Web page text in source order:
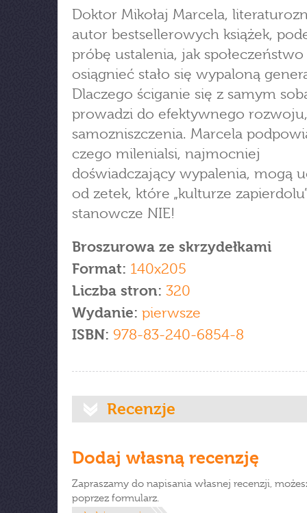
Doktor Mikołaj Marcela,
autor bestsellerowych książek,
próbę ustalenia, jak społeczeństwo
osiągnieć stało się wypaloną
Dlaczego ściganie się z samym
prowadzi do efektywnego
samozniszczenia. Marcela
czego milenialsi, najmocniej
doświadczający wypalenia, mogą
od zetek, które „kulturze
stanowcze NIE!
Broszurowa ze skrzydełkami
Format: 140x205
Liczba stron: 320
Wydanie: pierwsze
ISBN: 978-83-240-6854-8
Recenzje
Dodaj własną recenzję
Zapraszamy do napisania własnej recenzji,
poprzez formularz.